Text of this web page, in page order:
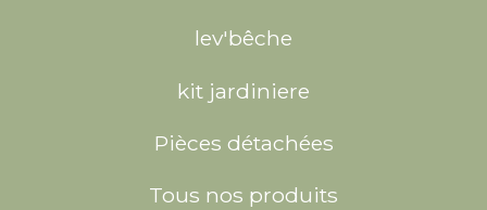
lev'bêche
kit jardiniere
Pièces détachées
Tous nos produits